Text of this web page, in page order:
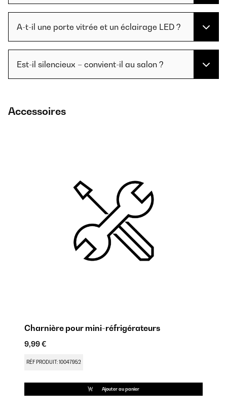
A-t-il une porte vitrée et un éclairage LED ?
Est-il silencieux – convient-il au salon ?
Accessoires
Charnière pour mini-réfrigérateurs
9,99 €
RÉF PRODUIT: 10047952
Ajouter au panier